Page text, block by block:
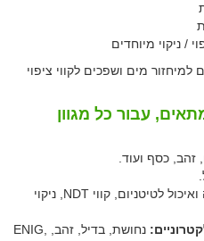
/ ניקוי מיוחדים
למיחזור מים ושפכים לקווי ציפוי
עבור כל מגוון
זהב, כסף ועוד.
צריבה ואיכול לטיטניום, קווי NDT, ניקוי
נחושת, בדיל, זהב, ENIG,